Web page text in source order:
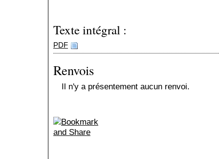
Texte intégral :
PDF
Renvois
Il n'y a présentement aucun renvoi.